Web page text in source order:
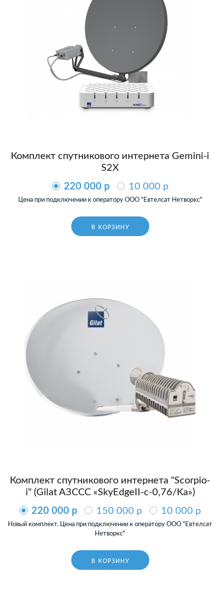
Комплект спутникового интернета Gemini-i
S2X
220 000 p
10 000 p
Цена при подключении к оператору ООО "Евтелсат Нетворкс"
В КОРЗИНУ
Комплект спутникового интернета "Scorpio-
i" (Gilat AЗССС «SkyEdgeII-c-0,76/Ka»)
220 000 p
150 000 p 10 000 p
Новый комплект. Цена при подключении к оператору ООО "Евтелсат
Нетворкс"
В КОРЗИНУ